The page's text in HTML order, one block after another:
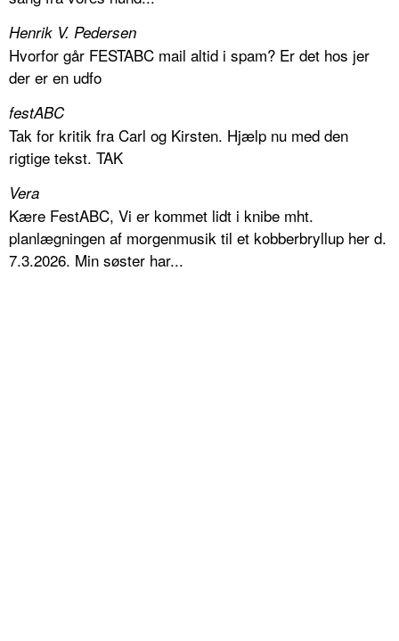
Henrik V. Pedersen
Hvorfor går FESTABC mail altid i spam? Er det hos jer
der er en udfo
festABC
Tak for kritik fra Carl og Kirsten. Hjælp nu med den
rigtige tekst. TAK
Vera
Kære FestABC, Vi er kommet lidt i knibe mht.
planlægningen af morgenmusik til et kobberbryllup her d.
7.3.2026. Min søster har...